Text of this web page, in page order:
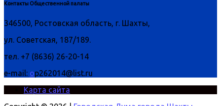
Контакты Общественной палаты
346500, Ростовская область, г. Шахты,
ул. Советская, 187/189.
тел. +7 (8636) 26-20-14
e-mail: op262014@list.ru
Карта сайта